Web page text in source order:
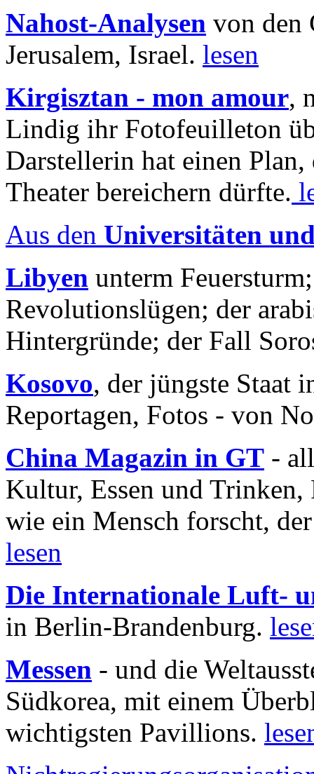
Nahost-Analysen von den
Jerusalem, Israel. lesen
Kirgisztan - mon amour,
Lindig ihr Fotofeuilleton
Darstellerin hat einen Plan,
Theater bereichern dürfte.
Aus den Universitäten
Libyen unterm
Revolutionslügen; der
Hintergründe; der Fall
Kosovo, der jüngste Staat
Reportagen, Fotos - von
China Magazin in GT -
Kultur, Essen und
wie ein Mensch forscht,
lesen
Die Internationale Luft-
in Berlin-Brandenburg.
Messen - und die
Südkorea, mit einem
wichtigsten Pavillions.